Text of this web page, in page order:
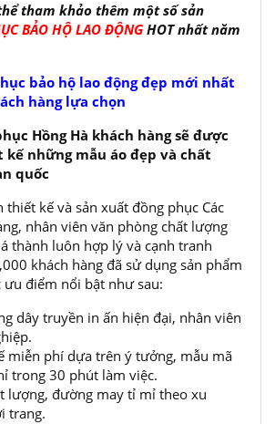
tham khảo thêm một số sản
BẢO HỘ LAO ĐỘNG HOT nhất năm
bảo hộ lao động đẹp mới nhất
hàng lựa chọn
Hồng Hà khách hàng sẽ được
những mẫu áo đẹp và chất
quốc
thiết kế và sản xuất đồng phục Các
nhân viên văn phòng chất lượng
thành luôn hợp lý và cạnh tranh
khách hàng đã sử dụng sản phẩm
ưu điểm nổi bật như sau:
dây truyền in ấn hiện đại, nhân viên
miễn phí dựa trên ý tưởng, mẫu mã
trong 30 phút làm việc.
lượng, đường may tỉ mỉ theo xu
trang.